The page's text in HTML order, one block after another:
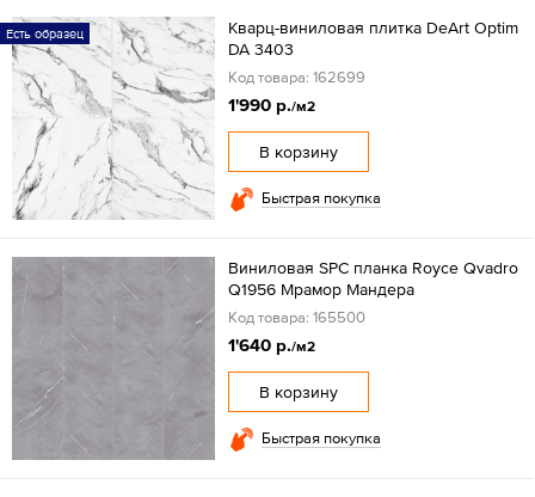
Есть образец
Кварц-виниловая плитка DeArt Optim
DA 3403
Код товара: 162699
1'990 р./м2
В корзину
Быстрая покупка
Виниловая SPC планка Royce Qvadro
Q1956 Мрамор Мандера
Код товара: 165500
1'640 р./м2
В корзину
Быстрая покупка